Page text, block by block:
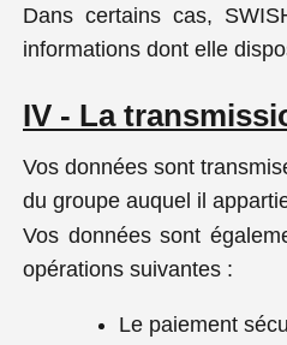
Dans certains cas,
informations dont elle
IV - La
Vos données sont
du groupe auquel il
Vos données sont
opérations suivantes :
Le paiement